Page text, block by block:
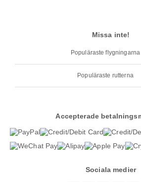
Missa inte!
Populäraste flygningarna
Populäraste rutterna
Accepterade
Sociala medier